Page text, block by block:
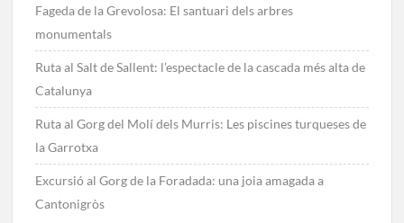
Fageda de la Grevolosa: El santuari dels arbres
monumentals
Ruta al Salt de Sallent: l’espectacle de la cascada més alta de
Catalunya
Ruta al Gorg del Molí dels Murris: Les piscines turqueses de
la Garrotxa
Excursió al Gorg de la Foradada: una joia amagada a
Cantonigròs